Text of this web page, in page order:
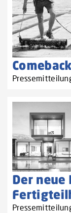
Der neue